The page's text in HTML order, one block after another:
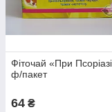
Фіточай «При
ф/пакет
64 ₴